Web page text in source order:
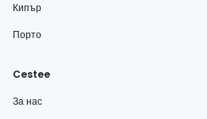
Кипър
Порто
Cestee
За нас